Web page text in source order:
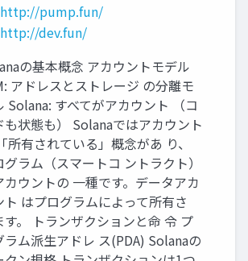
http://pump.fun/
http://dev.fun/
の基本概念 アカウントモデル
アドレスとストレージ の分離モ
Solana: すべてがアカウント （コ
も状態も） Solanaではアカウント
所有されている」概念があ り、
グラム（スマートコ ントラクト）
カウントの 一種です。データアカ
ト はプログラムによって所有さ
す。 トランザクションと命 令 プ
ラム派生アドレ ス(PDA) Solanaの